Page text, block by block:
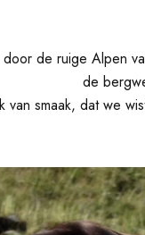
door de ruige Alpen
de
van smaak, dat we